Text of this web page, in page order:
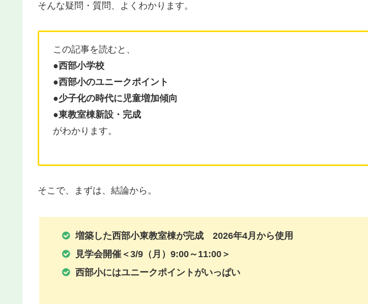
そんな疑問・質問、よくわかります。
この記事を読むと、
●西部小学校
●西部小のユニークポイント
●少子化の時代に児童増加傾向
●東教室棟新設・完成
がわかります。
そこで、まずは、結論から。
増築した西部小東教室棟が完成 2026年4月から使用
見学会開催＜3/9（月）9:00～11:00＞
西部小にはユニークポイントがいっぱい